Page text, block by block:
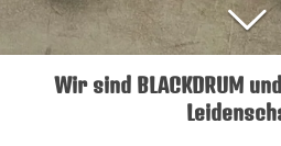
Wir sind BLACKDRUM